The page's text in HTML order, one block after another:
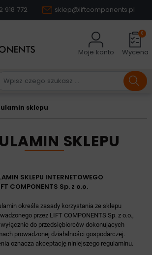
918 772 sklep@liftcomponents.pl
Moje konto Wycena
0
sklepu
SKLEPU
SKLEPU INTERNETOWEGO
COMPONENTS Sp. z o.o.
określa zasady korzystania ze sklepu
przez LIFT COMPONENTS Sp. z o.o.,
do przedsiębiorców dokonujących
prowadzonej działalności gospodarczej.
oznacza akceptację niniejszego regulaminu.